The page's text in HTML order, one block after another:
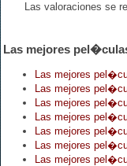
Las valoraciones se
Las mejores
Las mejores
Las mejores
Las mejores
Las mejores
Las mejores
Las mejores
Las mejores